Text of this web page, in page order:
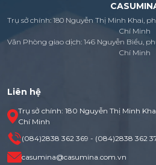
Trụ sở chính: 180 Nguyễn Thị Minh Khai,
Chí Minh
Văn Phòng giao dịch: 146 Nguyễn Biểu,
Chí Minh
Liên hệ
Trụ sở chính: 180 Nguyễn Thị Minh
Chí Minh
(084)2838 362 369 - (084)2838 362
casumina@casumina.com.vn